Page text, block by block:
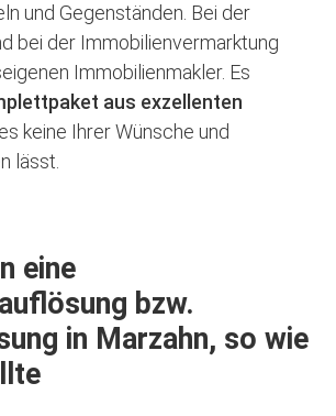
und Gegenständen. Bei der
bei der Immobilienvermarktung
Immobilienmakler. Es
aus exzellenten
keine Ihrer Wünsche und
lässt.
eine
bzw.
in Marzahn, so wie